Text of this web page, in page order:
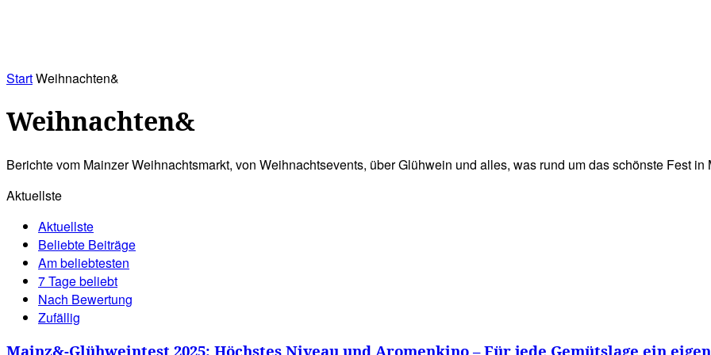
StartWeihnachten&
Weihnachten&
Berichte vom Mainzer Weihnachtsmarkt, von Weihnachtsevents, über Glühwein und alles, was rund um das schönste Fest
Aktuellste
Aktuellste
Beliebte Beiträge
Am beliebtesten
7 Tage beliebt
Nach Bewertung
Zufällig
Mainz&-Glühweintest 2025: Höchstes Niveau und Aromenkino – Für jede Gemütslage ein